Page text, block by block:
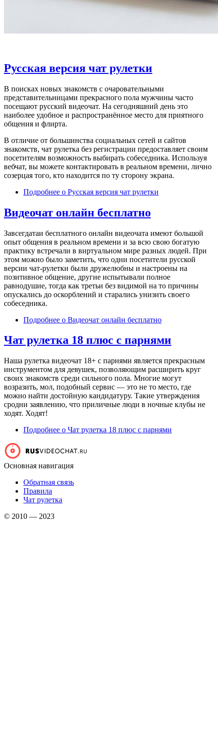
Русская версия чат рулетки
В поисках новых знакомств с очаровательными
представительницами прекрасного пола мужчины часто
посещают русский видеочат. На сегодняшний день это
наиболее удобное и распространённое место для приятного
общения и флирта.
В отличие от большинства социальных сетей и сайтов
знакомств, чат рулетка без регистрации предоставляет своим
посетителям возможность выбирать собеседника. Используя
вебчат, вы можете контактировать в реальном времени, лично
созерцая того, кто находится по ту сторону экрана.
Подробнее о Русская версия чат рулетки
Видеочат онлайн бесплатно
Завсегдатаи бесплатного онлайн видеочата имеют большой
опыт общения в реальном времени и за всю свою богатую
практику встречали в виртуальном мире разных людей. При
этом можно было заметить, что одни посетители русской
версии чат-рулетки были дружелюбны и настроены на
позитивное общение, другие испытывали полное
равнодушие, тогда как третьи без видимой на то причины
опускались до оскорблений и старались унизить своего
собеседника.
Подробнее о Видеочат онлайн бесплатно
Чат рулетка 18 плюс с парнями
Наша рулетка видеочат 18+ с парнями является прекрасным
инструментом для девушек, позволяющим расширить круг
своих знакомств среди сильного пола. Многие могут
возразить, мол, подобный сервис — это не то место, где
можно найти достойную кандидатуру. Такие утверждения
сродни заявлению, что приличные люди в ночные клубы не
ходят. Ходят!
Подробнее о Чат рулетка 18 плюс с парнями
Основная навигация
Обратная связь
Правила
Чат рулетка
© 2010 — 2023